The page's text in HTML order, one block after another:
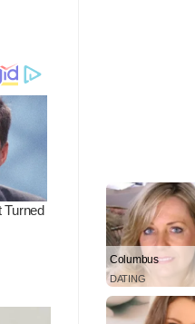
Columbus
DATING